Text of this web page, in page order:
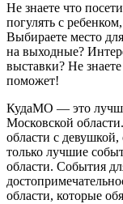
Не знаете что
погулять с
Выбираете место
на выходные?
выставки? Не
поможет!
КудаМО — это
Московской
области с
только лучшие
области. События
области, которые